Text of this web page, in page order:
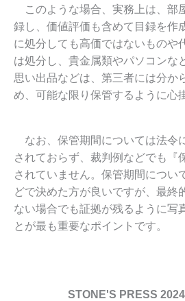
このような場合、実務上は、部
録し、価値評価も含めて目録を作
に処分しても高価ではないものや
は処分し、貴金属類やパソコンな
思い出品などは、第三者には分か
め、可能な限り保管するように心
なお、保管期間については法令
されておらず、裁判例などでも『
されていません。保管期間につい
どで決めた方が良いですが、最終
ない場合でも証拠が残るように写
とが最も重要なポイントです。
STONE'S PRESS